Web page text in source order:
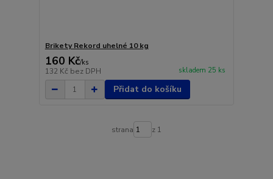
Brikety Rekord uhelné 10 kg
160 Kč/ks
132 Kč bez DPH skladem 25 ks
Přidat do košíku
strana z 1